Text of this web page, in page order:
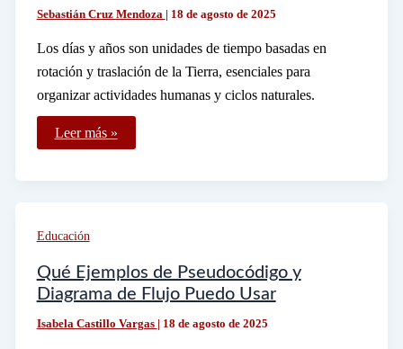
Sebastián Cruz Mendoza | 18 de agosto de 2025
Los días y años son unidades de tiempo basadas en
rotación y traslación de la Tierra, esenciales para
organizar actividades humanas y ciclos naturales.
Qué
son
el
y
su
importancia
Leer más »
Educación
Qué Ejemplos de Pseudocódigo y
Diagrama de Flujo Puedo Usar
Isabela Castillo Vargas | 18 de agosto de 2025